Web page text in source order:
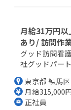
月給31万円
あり/ 訪問作
グッド訪問看
社グッドパー
東京都 練馬
月給315,000
正社員